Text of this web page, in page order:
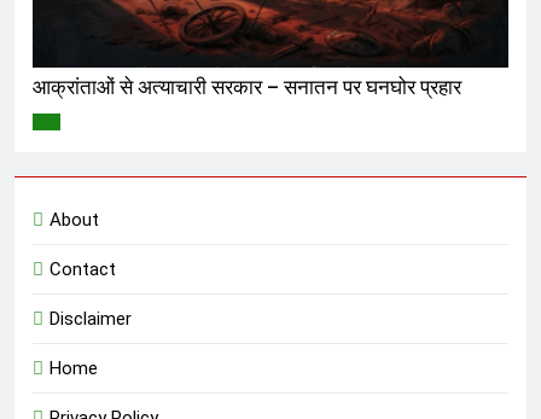
आक्रांताओं से अत्याचारी सरकार – सनातन पर घनघोर प्रहार
About
Contact
Disclaimer
Home